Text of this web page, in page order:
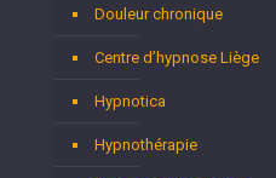
Douleur chronique
Centre d’hypnose Liège
Hypnotica
Hypnothérapie